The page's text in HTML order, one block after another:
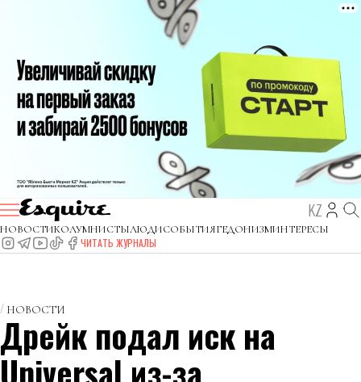
KZ
НОВОСТИКОЛУМНИСТЫЛЮДИСОБЫТИЯГЕДОНИЗМИНТЕРЕСЫ
ЧИТАТЬ ЖУРНАЛЫ
НОВОСТИ
Дрейк подал иск на
Universal из-за